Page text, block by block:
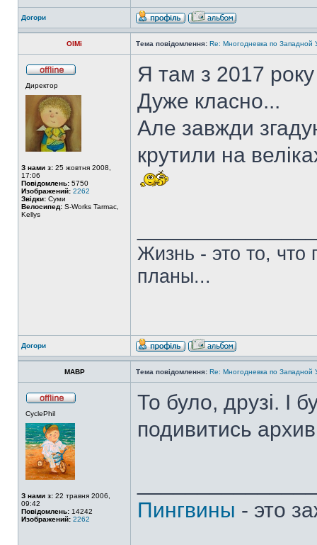
Догори
OlMi Тема повідомлення: Re: Многодневка по Западной
Директор
З нами з: 25 жовтня 2008,
17:06
Повідомлень: 5750
Изображений: 2262
Звідки: Суми
Велосипед: S-Works Tarmac,
Kellys
Я там з 2017
Дуже класно...
Але завжди
крутили на
Жизнь - это то,
планы...
Догори
MABP Тема повідомлення: Re: Многодневка по Западной
CyclePhil
З нами з: 22 травня 2006,
09:42
Повідомлень: 14242
Изображений: 2262
То було, друзі. І
подивитись
Пингвины - это